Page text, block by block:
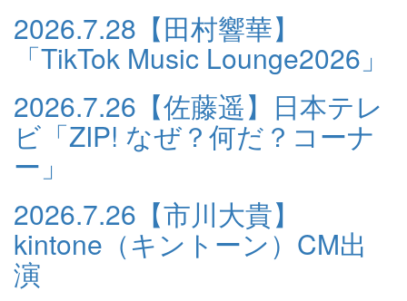
2026.7.28 【田村響華】
「TikTok Music Lounge2026」
2026.7.26 【佐藤遥】日本テレ
ビ「ZIP! なぜ？何だ？コーナ
ー」
2026.7.26 【市川大貴】
kintone（キントーン）CM出
演